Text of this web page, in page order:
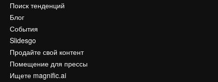
Поиск тенденций
Блог
События
Slidesgo
Продайте свой контент
Помещение для прессы
Ищете magnific.ai